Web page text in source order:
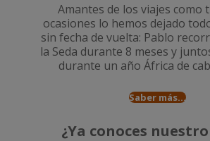
Amantes de los viajes como
ocasiones lo hemos dejado
sin fecha de vuelta: Pablo
la Seda durante 8 meses y
durante un año África de
Saber más...
¿Ya conoces